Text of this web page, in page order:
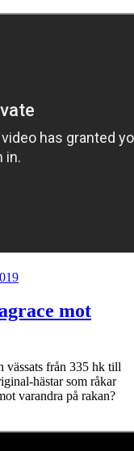
mot
vässats från 335 hk till
hästar som råkar
varandra på rakan?